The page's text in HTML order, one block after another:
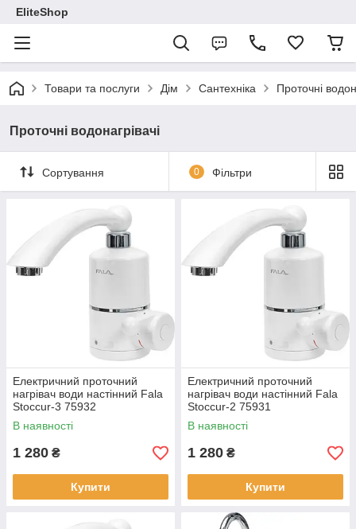
EliteShop
Товари та послуги Дім Сантехніка Проточні
Проточні водонагрівачі
Сортування 0 Фільтри
Електричний проточний
нагрівач води настінний Fala
Stoccur-3 75932
В наявності
1 280 ₴
Купити
Електричний проточний
нагрівач води настінний Fala
Stoccur-2 75931
В наявності
1 280 ₴
Купити